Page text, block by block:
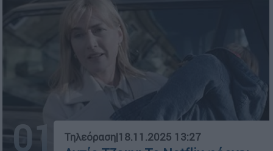
01 Τηλεόραση|18.11.2025 13:27